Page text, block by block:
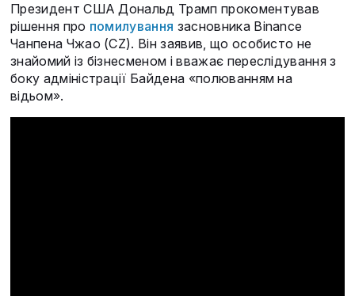
Президент США Дональд Трамп прокоментував
рішення про помилування засновника Binance
Чанпена Чжао (CZ). Він заявив, що особисто не
знайомий із бізнесменом і вважає переслідування з
боку адміністрації Байдена «полюванням на
відьом».